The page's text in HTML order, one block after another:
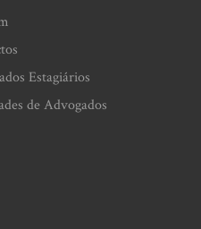
Estagiários
de Advogados